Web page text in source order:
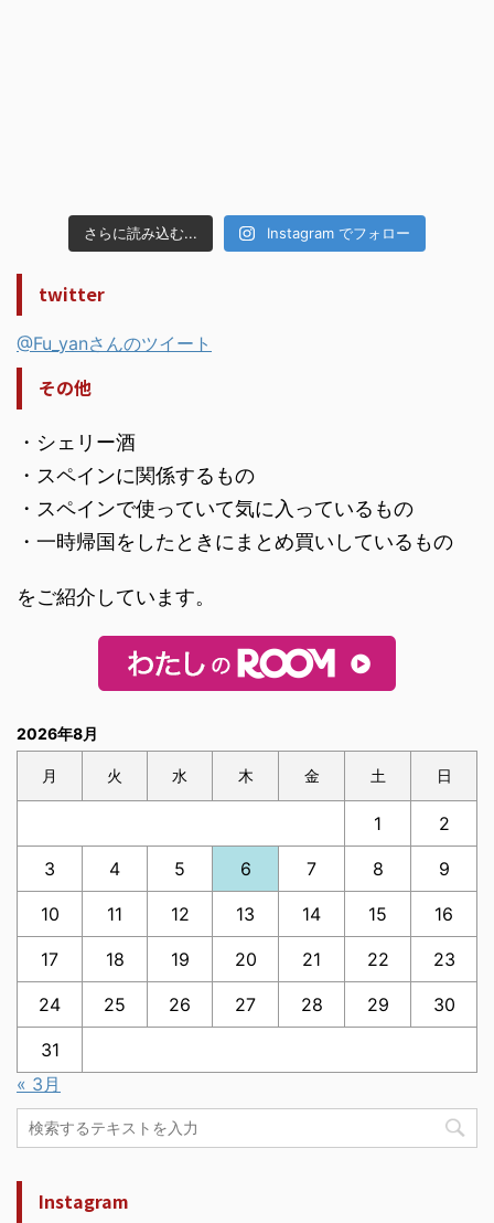
さらに読み込む... Instagram でフォロー
twitter
@Fu_yanさんのツイート
その他
・シェリー酒
・スペインに関係するもの
・スペインで使っていて気に入っているもの
・一時帰国をしたときにまとめ買いしているもの
をご紹介しています。
2026年8月
月 火 水 木 金 土 日
1 2
3 4 5 6 7 8 9
10 11 12 13 14 15 16
17 18 19 20 21 22 23
24 25 26 27 28 29 30
31
« 3月
Instagram